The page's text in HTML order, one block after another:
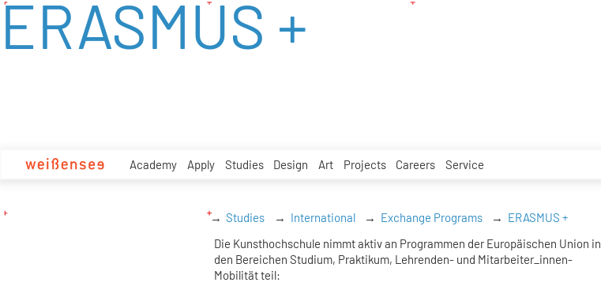
zum
Inhalt
Academy Apply Studies Design Art Projects Careers Service
ERASMUS +
Studies International Exchange Programs
ERASMUS +
Die Kunsthochschule nimmt aktiv an Programmen der Europäischen Union in
den Bereichen Studium, Praktikum, Lehrenden- und Mitarbeiter_innen-
Mobilität teil: